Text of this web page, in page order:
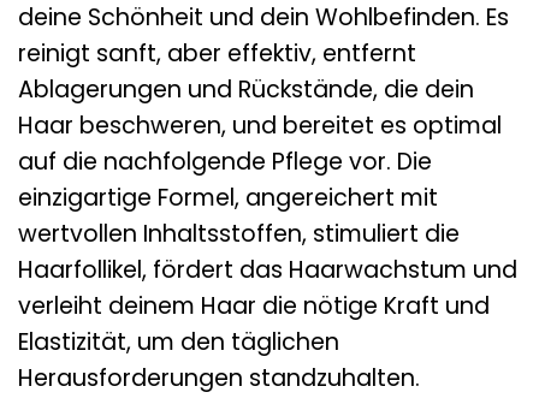
deine Schönheit und dein Wohlbefinden. Es
reinigt sanft, aber effektiv, entfernt
Ablagerungen und Rückstände, die dein
Haar beschweren, und bereitet es optimal
auf die nachfolgende Pflege vor. Die
einzigartige Formel, angereichert mit
wertvollen Inhaltsstoffen, stimuliert die
Haarfollikel, fördert das Haarwachstum und
verleiht deinem Haar die nötige Kraft und
Elastizität, um den täglichen
Herausforderungen standzuhalten.